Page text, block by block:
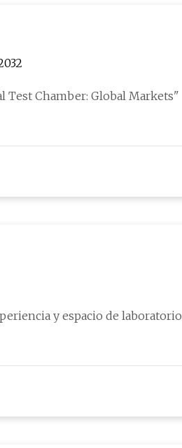
Test Chamber: Global Markets"
y espacio de laboratorio